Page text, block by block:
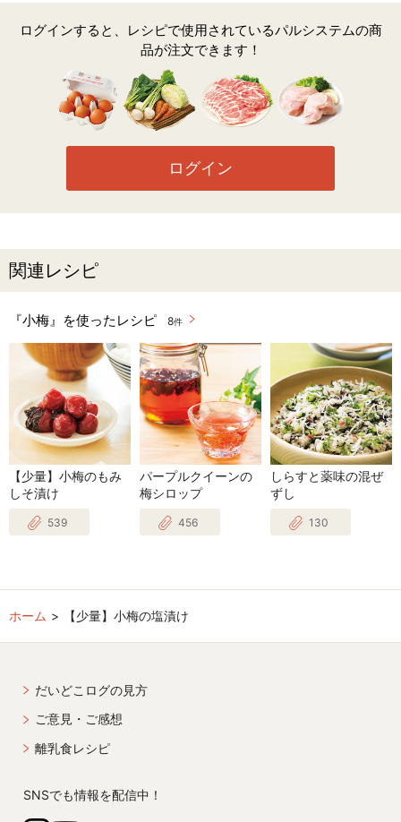
ログインすると、レシピで使用されているパルシステムの商
品が注文できます！
ログイン
関連レシピ
『小梅』を使ったレシピ 8件
【少量】小梅のもみ
しそ漬け
539
パープルクイーンの
梅シロップ
456
しらすと薬味の混ぜ
ずし
130
ホーム 【少量】小梅の塩漬け
だいどこログの見方
ご意見・ご感想
離乳食レシピ
SNSでも情報を配信中！